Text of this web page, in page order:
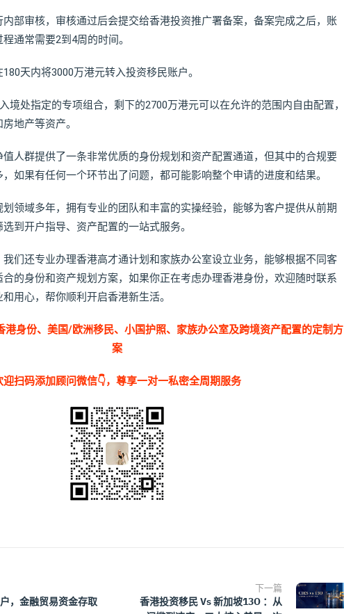
部审核，审核通过后会提交给香港投资推广署备案，备案完成之后，账
通常需要2到4周的时间。
天内将3000万港元转入投资移民账户。
境处指定的专项组合，剩下的2700万港元可以在允许的范围内自由配置，
地产等资产。
人群提供了一条非常优质的身份规划和资产配置通道，但其中的合规要
如果有任何一个环节出了问题，都可能影响整个申请的进度和结果。
领域多年，拥有专业的团队和丰富的实操经验，能够为客户提供从前期
到开户指导、资产配置的一站式服务。
们还专业办理香港高才通计划和家族办公室设立业务，能够根据不同客
的身份和资产规划方案，如果你正在考虑办理香港身份，欢迎随时联系
用心，帮你顺利开启香港新生活。
港身份、美国/欧洲移民、小国护照、家族办公室及跨境资产配置的定制方
案
迎扫码添加顾问微信👇，尊享一对一私密全周期服务
，金融贸易资金存取
下一篇
香港投资移民 Vs 新加坡13O ：从